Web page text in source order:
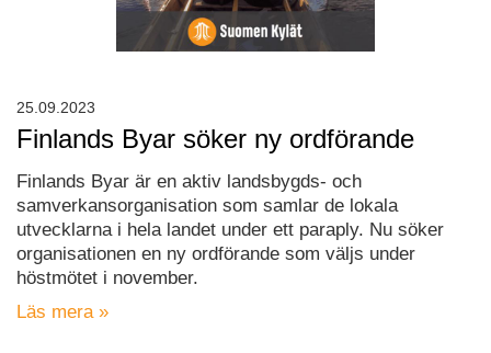
Finlands Byar söker ny ordförande
Finlands Byar är en aktiv landsbygds- och
samverkansorganisation som samlar de lokala
utvecklarna i hela landet under ett paraply. Nu söker
organisationen en ny ordförande som väljs under
höstmötet i november.
Läs mera »
25.09.2023